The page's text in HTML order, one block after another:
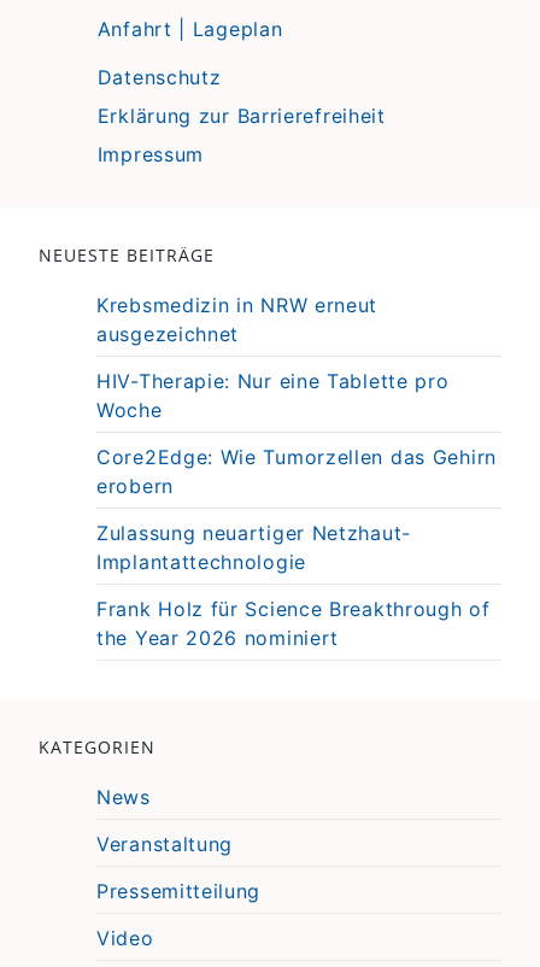
Anfahrt | Lageplan
Datenschutz
Erklärung zur Barrierefreiheit
Impressum
NEUESTE BEITRÄGE
Krebsmedizin in NRW erneut
ausgezeichnet
HIV-Therapie: Nur eine Tablette pro
Woche
Core2Edge: Wie Tumorzellen das Gehirn
erobern
Zulassung neuartiger Netzhaut-
Implantattechnologie
Frank Holz für Science Breakthrough of
the Year 2026 nominiert
KATEGORIEN
News
Veranstaltung
Pressemitteilung
Video